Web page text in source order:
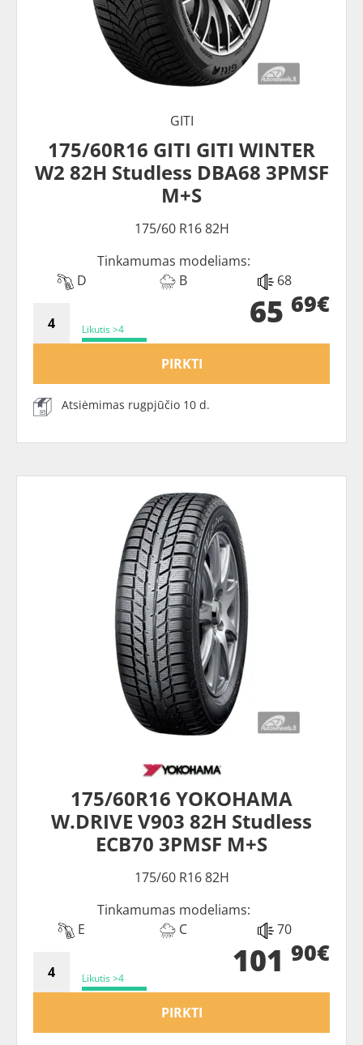
GITI
175/60R16 GITI GITI WINTER
W2 82H Studless DBA68 3PMSF
M+S
175/60 R16 82H
Tinkamumas modeliams:
D
B 68
Likutis >4 65 69€
PIRKTI
Atsiėmimas rugpjūčio 10 d.
175/60R16 YOKOHAMA
W.DRIVE V903 82H Studless
ECB70 3PMSF M+S
175/60 R16 82H
Tinkamumas modeliams:
E
C 70
Likutis >4 101 90€
PIRKTI